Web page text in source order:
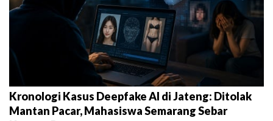
Kronologi Kasus Deepfake AI di Jateng: Ditolak
Mantan Pacar, Mahasiswa Semarang Sebar